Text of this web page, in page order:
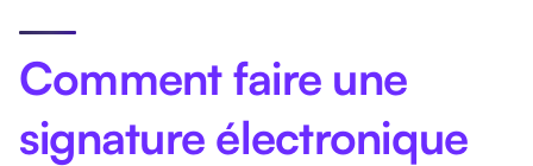
Comment faire une
signature électronique